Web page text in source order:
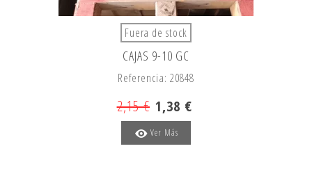
Fuera de stock
CAJAS 9-10 GC
Referencia: 20848
2,15 € 1,38 €
Ver Más